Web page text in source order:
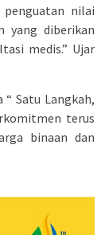
nilai
yang diberikan
medis.” Ujar
Satu Langkah,
terus
binaan dan